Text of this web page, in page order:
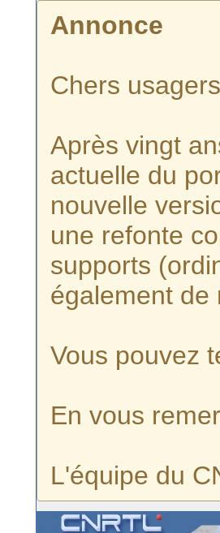
Annonce
Chers
Après vingt
actuelle du
nouvelle
une refonte
supports
également de
Vous pouvez
En vous
L'équipe du